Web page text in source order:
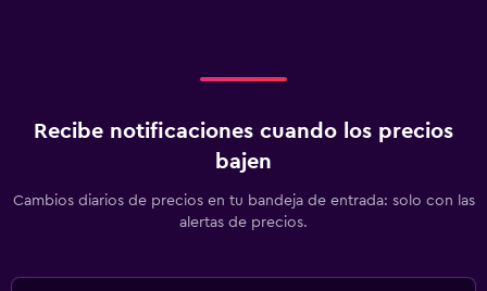
Recibe notificaciones cuando los precios
bajen
Cambios diarios de precios en tu bandeja de entrada: solo con las
alertas de precios.